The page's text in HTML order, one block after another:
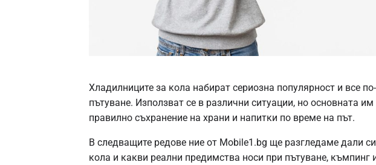
Хладилниците за кола набират сериозна популярност и все
пътуване. Използват се в различни ситуации, но основната
правилно съхранение на храни и напитки по време на път.
В следващите редове ние от Mobile1.bg ще разгледаме дали
кола и какви реални предимства носи при пътуване, къмпинг